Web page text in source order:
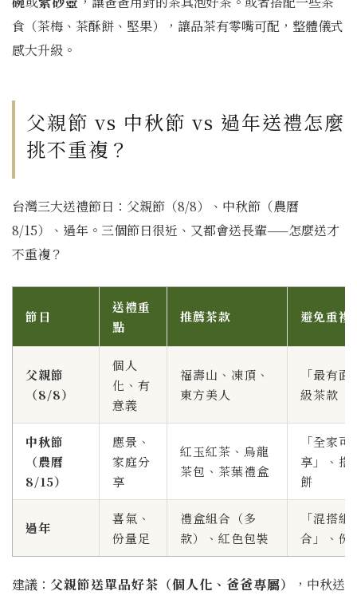
食（茶梅、茶酥餅、堅果），讓品茶有零嘴可配，整體儀式
感大升級。
父親節 vs 中秋節 vs 過年送禮怎麼
挑不重複？
台灣三大送禮節日：父親節（8/8）、中秋節（農曆
8/15）、過年。三個節日很近、又都會送長輩——怎麼送才
不重複？
節日
送禮重
點
推薦茶款 避免重複
父親節
（8/8）
個人
化、有
意義
福壽山、凍頂、
東方美人
「最有
級茶款
中秋節
（農曆
8/15）
應景、
家庭分
享
紅玉紅茶、烏龍
茶包、茶葉禮盒
「全家可
享」、搭
餅
過年
喜氣、
份量足
禮盒組合（多
款）、紅色包裝
「混搭組
合」、份
建議： 父親節送單品好茶（個人化、爸爸專屬）
，中秋送